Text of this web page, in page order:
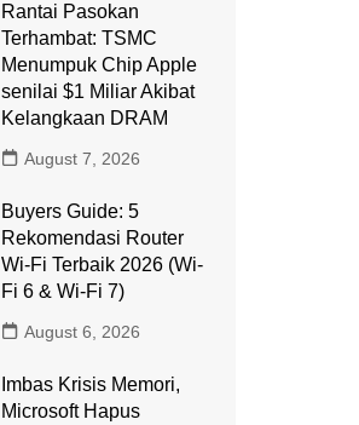
Rantai Pasokan
Terhambat: TSMC
Menumpuk Chip Apple
senilai $1 Miliar Akibat
Kelangkaan DRAM
August 7, 2026
Buyers Guide: 5
Rekomendasi Router
Wi-Fi Terbaik 2026 (Wi-
Fi 6 & Wi-Fi 7)
August 6, 2026
Imbas Krisis Memori,
Microsoft Hapus